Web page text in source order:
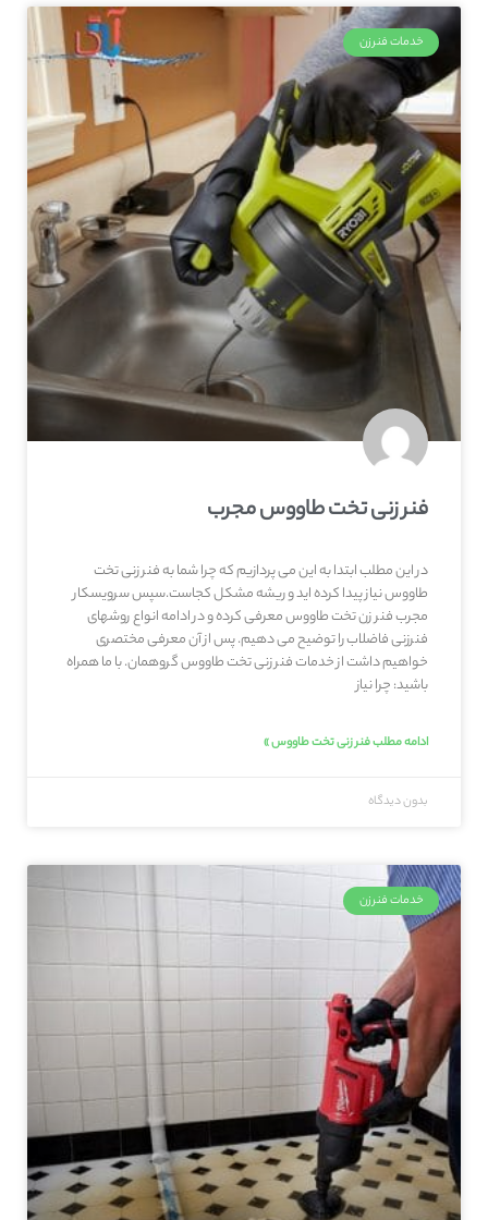
خدمات فنرزن
فنر زنی تخت طاووس مجرب
در این مطلب ابتدا به این می پردازیم که چرا شما به فنر زنی تخت
طاووس نیاز پیدا کرده اید و ریشه مشکل کجاست.سپس سرویسکار
مجرب فنر زن تخت طاووس معرفی کرده و در ادامه انواع روشهای
فنرزنی فاضلاب را توضیح می دهیم. پس از آن معرفی مختصری
خواهیم داشت از خدمات فنر زنی تخت طاووس گروهمان. با ما همراه
باشید: چرا نیاز
ادامه مطلب فنر زنی تخت طاووس »
بدون دیدگاه
خدمات فنرزن